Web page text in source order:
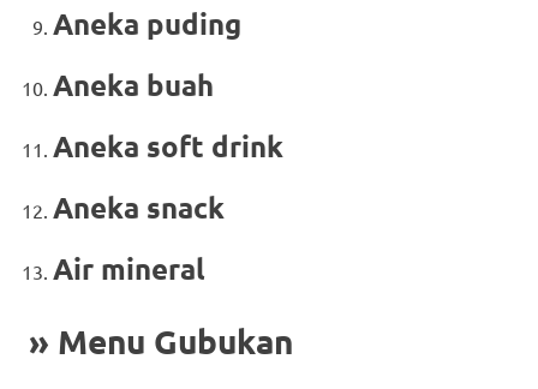
Aneka puding
Aneka buah
Aneka soft drink
Aneka snack
Air mineral
» Menu Gubukan